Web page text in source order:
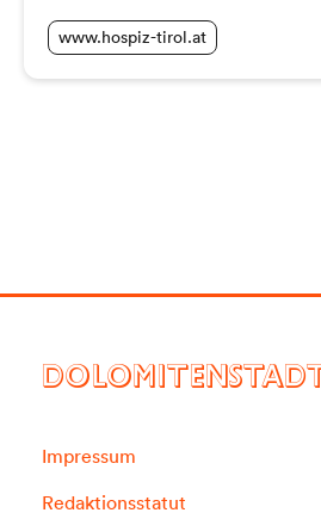
www.hospiz-tirol.at
DOLOMITENSTADT
Impressum
Redaktionsstatut